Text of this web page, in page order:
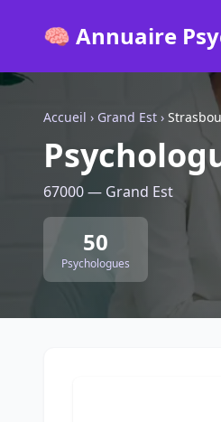
🧠 Annuaire
Accueil › Grand Est ›
67000 — Grand Est
50
Psychologues